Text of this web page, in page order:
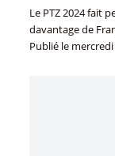
Le PTZ 2024 fait
davantage de
Publié le